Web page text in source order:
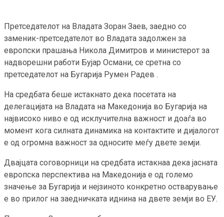
Претседателот на Владата Зоран Заев, заедно со
заменик-претседателот во Владата задолжен за
европски прашања Никола Димитров и министерот за
надворешни работи Бујар Османи, се сретна со
претседателот на Бугарија Румен Радев .
На средбата беше истакнато дека посетата на
делегацијата на Владата на Македонија во Бугарија на
највисоко ниво е од исклучителна важност и доаѓа во
момент кога силната динамика на контактите и дијалогот
е од огромна важност за односите меѓу двете земји.
Двајцата соговорници на средбата истакнаа дека јасната
европска перспектива на Македонија е од големо
значење за Бугарија и нејзиното конкретно остварување
е во прилог на заедничката иднина на двете земји во ЕУ.